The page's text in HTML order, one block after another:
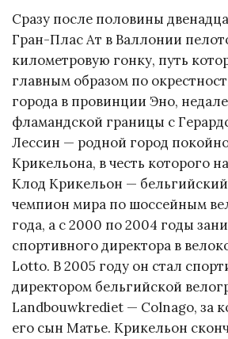
Сразу после половины
Гран-Плас Ат в Валлонии
километровую гонку, путь
главным образом по
города в провинции Эно,
фламандской границы с
Лессин — родной город
Крикельона, в честь которого
Клод Крикельон —
чемпион мира по шоссейным
года, а с 2000 по 2004 годы
спортивного директора в
Lotto. В 2005 году он стал
директором бельгийской
Landbouwkrediet — Colnago, за
его сын Матье. Крикельон